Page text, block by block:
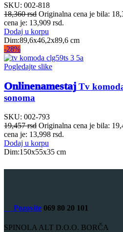
SKU: 002-818
18,360rsd Originalna cena je bila:
cena je: 13,909 rsd.
Dodaj u korpu
Dim:89,6x46,2x89,6 cm
-28%
Pogledajte slike
Onlinenamestaj Tv
sonoma
SKU: 002-793
19,457rsd Originalna cena je bila:
cena je: 13,998 rsd.
Dodaj u korpu
Dim:150x55x35 cm
Pozovite 069 80 20 101
SPINOLA ALT D.O.O. BORČA